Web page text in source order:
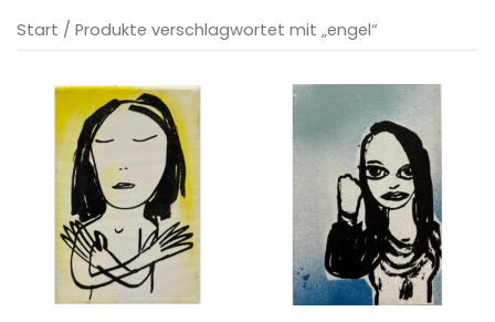
Start / Produkte verschlagwortet mit „engel“